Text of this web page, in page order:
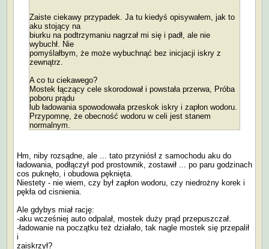
Zaiste ciekawy przypadek. Ja tu kiedyś opisywałem, jak to
aku stojący na
biurku na podtrzymaniu nagrzał mi się i padł, ale nie
wybuchł. Nie
pomyślałbym, że może wybuchnąć bez inicjacji iskry z
zewnątrz.
A co tu ciekawego?
Mostek łączący cele skorodował i powstała przerwa, Próba
poboru prądu
lub ładowania spowodowała przeskok iskry i zapłon wodoru.
Przypomnę, że obecność wodoru w celi jest stanem
normalnym.
Hm, niby rozsądne, ale ... tato przyniósł z samochodu aku do
ładowania, podłączył pod prostownik, zostawił ... po paru godzinach
cos puknęło, i obudowa pęknięta.
Niestety - nie wiem, czy był zapłon wodoru, czy niedrożny korek i
pękła od cisnienia.
Ale gdybys miał rację:
-aku wcześniej auto odpalał, mostek duży prąd przepuszczał.
-ładowanie na początku też działało, tak nagle mostek się przepalił
i
zaiskrzył?